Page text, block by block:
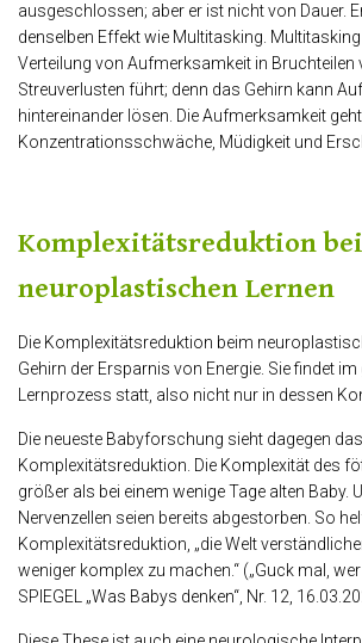
ausgeschlossen; aber er ist nicht von Dauer.
denselben Effekt wie Multitasking.
Verteilung von Aufmerksamkeit in Bruchteilen
Streuverlusten führt; denn das Gehirn kann
hintereinander lösen. Die Aufmerksamkeit
Konzentrationsschwäche, Müdigkeit und
Komplexitätsreduktion
neuroplastischen Lernen
Die Komplexitätsreduktion beim
Gehirn der Ersparnis von Energie. Sie findet
Lernprozess statt, also nicht nur in dessen
Die neueste Babyforschung sieht dagegen
Komplexitätsreduktion. Die Komplexität des
größer als bei einem wenige Tage alten Baby.
Nervenzellen seien bereits abgestorben. So
Komplexitätsreduktion, „die Welt
weniger komplex zu machen.“ („Guck mal, wer
SPIEGEL „Was Babys denken“, Nr. 12,